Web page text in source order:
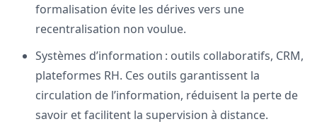
formalisation évite les dérives vers une
recentralisation non voulue.
Systèmes d’information : outils collaboratifs, CRM,
plateformes RH. Ces outils garantissent la
circulation de l’information, réduisent la perte de
savoir et facilitent la supervision à distance.